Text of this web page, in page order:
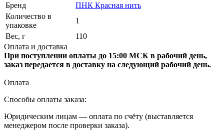
Бренд
ПНК Красная нить
Количество в
упаковке
1
Вес, г
110
Оплата и доставка
При поступлении оплаты до 15:00 МСК в рабочий день,
заказ передается в доставку на следующий рабочий день.
Оплата
Способы оплаты заказа:
Юридическим лицам — оплата по счёту (выставляется
менеджером после проверки заказа).